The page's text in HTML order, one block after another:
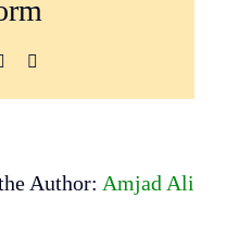
Author: Amjad Ali